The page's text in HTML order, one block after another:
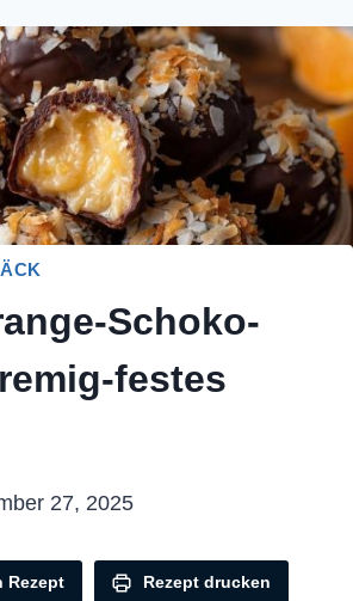
Schoko-
festes
27, 2025
Rezept Rezept drucken